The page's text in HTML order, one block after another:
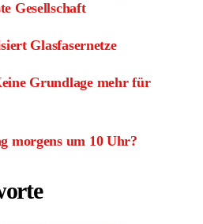
Gesellschaft
Glasfasernetze
Grundlage mehr für
morgens um 10 Uhr?